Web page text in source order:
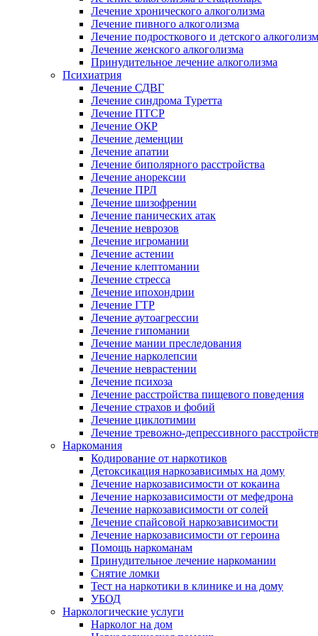
Лечение хронического алкоголизма
Лечение пивного алкоголизма
Лечение подросткового и детского
Лечение женского алкоголизма
Принудительное лечение алкоголизма
Психиатрия
Лечение СДВГ
Лечение синдрома Туретта
Лечение ПТСР
Лечение ОКР
Лечение деменции
Лечение апатии
Лечение биполярного расстройства
Лечение анорексии
Лечение ПРЛ
Лечение шизофрении
Лечение панических атак
Лечение неврозов
Лечение игромании
Лечение астении
Лечение клептомании
Лечение стресса
Лечение ипохондрии
Лечение ГТР
Лечение аутоагрессии
Лечение гипомании
Лечение мании преследования
Лечение нарколепсии
Лечение неврастении
Лечение психоза
Лечение расстройства пищевого поведения
Лечение страхов и фобий
Лечение циклотимии
Лечение тревожно-депрессивного
Наркомания
Кодирование от наркотиков
Детоксикация наркозависимых на дому
Лечение наркозависимости от кокаина
Лечение наркозависимости от мефедрона
Лечение наркозависимости от солей
Лечение спайсовой наркозависимости
Лечение наркозависимости от героина
Помощь наркоманам
Принудительное лечение наркомании
Снятие ломки
Тест на наркотики в клинике и на дому
УБОД
Наркологические услуги
Нарколог на дом